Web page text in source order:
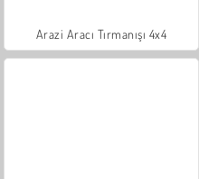
Arazi Aracı Tırmanışı 4x4